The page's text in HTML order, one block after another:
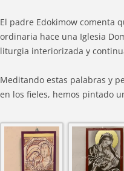
El padre Edokimow comenta
ordinaria hace una Iglesia
liturgia interiorizada y
Meditando estas palabras y
en los fieles, hemos pintado